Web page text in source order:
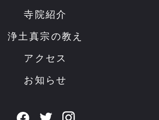
寺院紹介
浄土真宗の教え
アクセス
お知らせ